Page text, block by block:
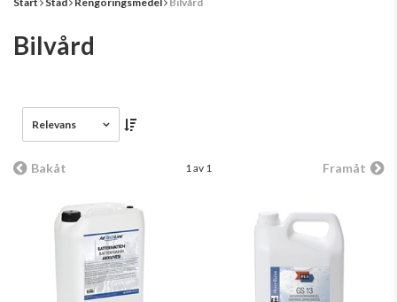
Bilvård
Relevans
Bakåt 1 av 1 Framåt